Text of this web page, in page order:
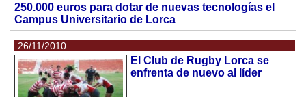
250.000 euros para dotar de nuevas tecnologías el
Campus Universitario de Lorca
26/11/2010
El Club de Rugby Lorca se
enfrenta de nuevo al líder